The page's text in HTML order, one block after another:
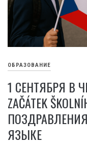
ОБРАЗОВАНИЕ
1 СЕНТЯБРЯ В
ZAČÁTEK
ЯЗЫКЕ